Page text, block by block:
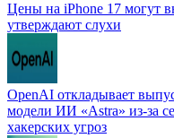
Цены на iPhone 17 могут
утверждают слухи
OpenAI откладывает
модели ИИ «Astra» из-за
хакерских угроз